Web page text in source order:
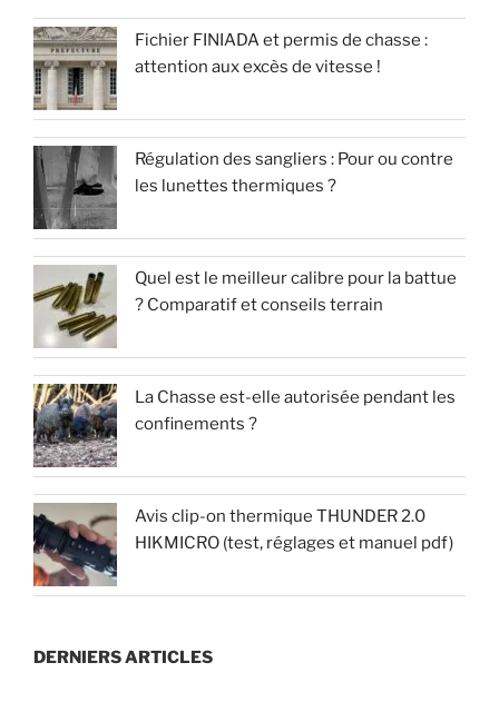
Fichier FINIADA et permis de chasse :
attention aux excès de vitesse !
Régulation des sangliers : Pour ou contre
les lunettes thermiques ?
Quel est le meilleur calibre pour la battue
? Comparatif et conseils terrain
La Chasse est-elle autorisée pendant les
confinements ?
Avis clip-on thermique THUNDER 2.0
HIKMICRO (test, réglages et manuel pdf)
DERNIERS ARTICLES